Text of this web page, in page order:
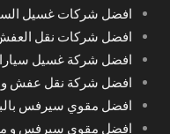
افضل شركات غسيل
افضل شركات نقل
افضل شركة غسيل
افضل شركة نقل عفش و
افضل مقوي سيرفس
افضل مقوي سيرفس و